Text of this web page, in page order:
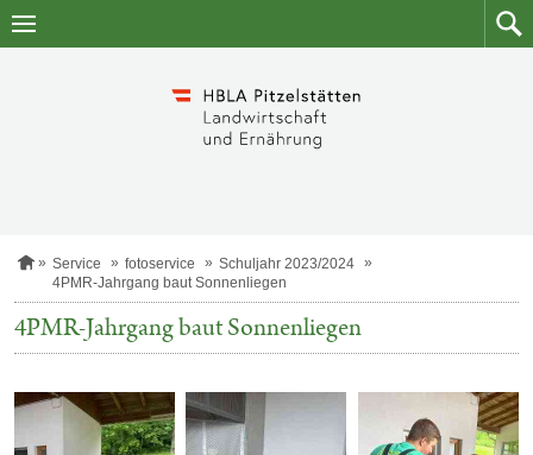
Zum
Zum
S
a
s
i
t
Service fotoservice
Schuljahr 2023/2024
4PMR-Jahrgang baut Sonnenliegen
4PMR-Jahrgang baut Sonnenliegen